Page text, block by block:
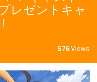
レゼントキャ
576Views